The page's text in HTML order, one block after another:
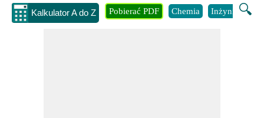
Kalkulator A do Z 🔍
Pobierać PDF Chemia Inżynieria